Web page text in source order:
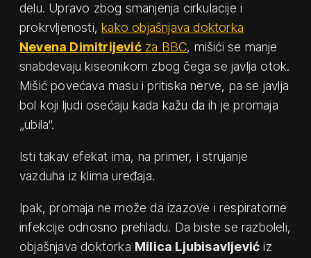
delu. Upravo zbog smanjenja cirkulacije i
prokrvljenosti,kako objašnjava doktorka
Nevena Dimitrijevićza BBC, mišići se manje
snabdevaju kiseonikom zbog čega se javlja otok.
Mišić povećava masu i pritiska nerve, pa se javlja
bol koji ljudi osećaju kada kažu da ih je promaja
„ubila“.
Isti takav efekat ima, na primer, i strujanje
vazduha iz klima uređaja.
Ipak, promaja ne može da izazove i respiratorne
infekcije odnosno prehladu. Da biste se razboleli,
objašnjava doktorka Milica Ljubisavljević iz